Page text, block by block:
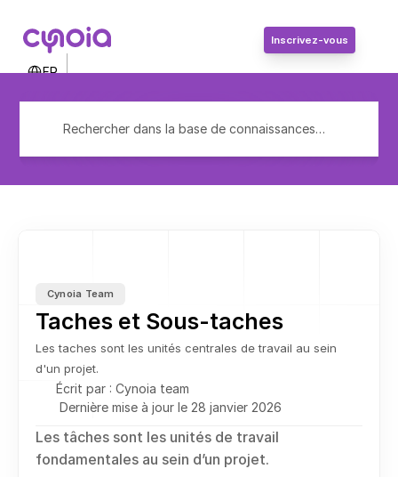
Inscrivez-vous
FR
Inscrivez-vous
Rechercher dans la base de connaissances…
Cynoia Team
Taches et Sous-taches
Les taches sont les unités centrales de travail au sein
d'un projet.
Écrit par : Cynoia team
Dernière mise à jour le 28 janvier 2026
Les tâches sont les unités de travail
fondamentales au sein d’un projet.